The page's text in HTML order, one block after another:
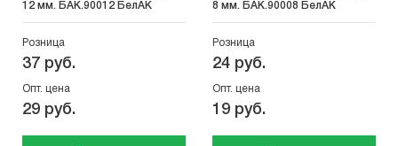
12 мм. БАК.90012 БелАК
Розница
37 руб.
Опт. цена
29 руб.
8 мм. БАК.90008 БелАК
Розница
24 руб.
Опт. цена
19 руб.